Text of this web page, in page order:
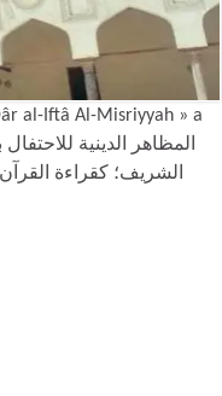
al-Iftâ Al-Misriyyah » a
الشريف؛ كقراءة